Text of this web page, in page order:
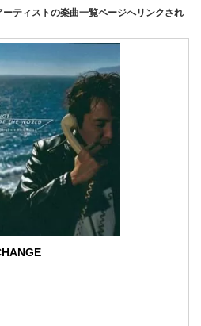
ティストの楽曲一覧ページへリンクされ